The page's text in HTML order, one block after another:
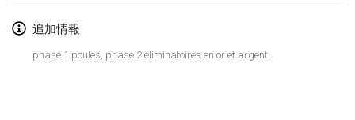
追加情報
phase 1 poules, phase 2 éliminatoires en or et argent
2026年2月14日